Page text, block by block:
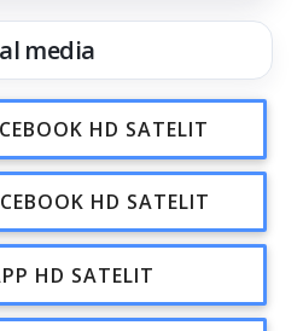
media
HD SATELIT
HD SATELIT
HD SATELIT